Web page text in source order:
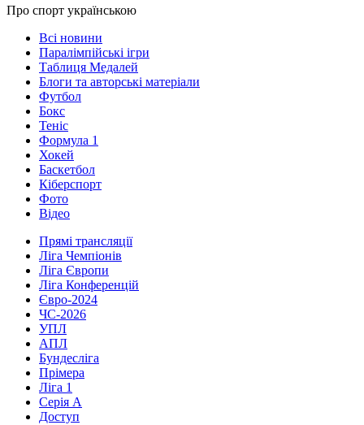
Про спорт українською
Всі новини
Паралімпійські ігри
Таблиця Медалей
Блоги та авторські матеріали
Футбол
Бокс
Теніс
Формула 1
Хокей
Баскетбол
Кіберспорт
Фото
Відео
Прямі трансляції
Ліга Чемпіонів
Ліга Європи
Ліга Конференцій
Євро-2024
ЧС-2026
УПЛ
АПЛ
Бундесліга
Прімера
Ліга 1
Серія А
Доступ